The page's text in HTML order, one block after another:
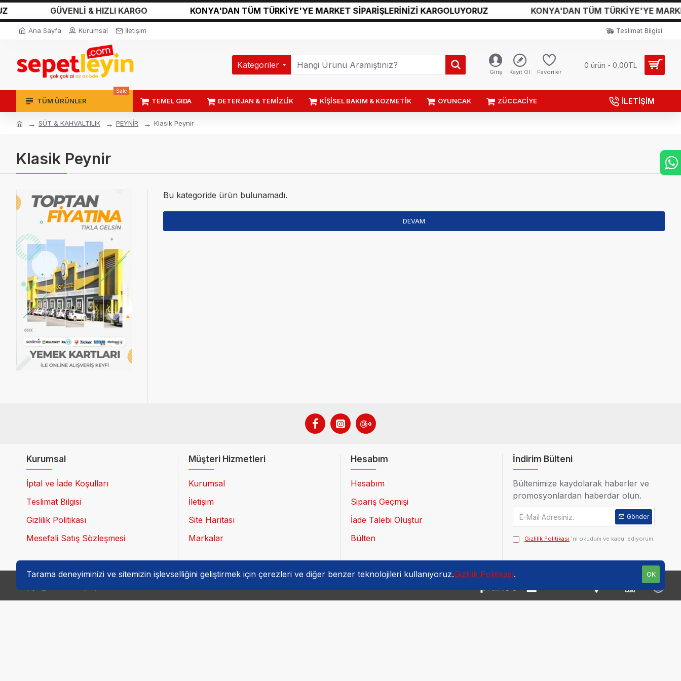
GÜVENLİ & HIZLI KARGO KONYA'DAN TÜM TÜRKİYE'YE MARKET SİPARİŞLERİNİZİ KARGOLUYORUZ KONYA'DAN TÜM TÜRKİYE'YE
Ana Sayfa Kurumsal İletişim Teslimat Bilgisi
Kategoriler
Giriş Kayıt Ol Favoriler
0 ürün - 0,00TL
TÜM ÜRÜNLER
Sale
TEMEL GIDA DETERJAN & TEMİZLİK KİŞİSEL BAKIM & KOZMETİK OYUNCAK ZÜCCACİYE İLETİŞİM
SÜT & KAHVALTILIK PEYNİR Klasik Peynir
Klasik Peynir
Bu kategoride ürün bulunamadı.
DEVAM
Kurumsal
İptal ve İade Koşulları
Teslimat Bilgisi
Gizlilik Politikası
Mesefali Satış Sözleşmesi
Müşteri Hizmetleri
Kurumsal
İletişim
Site Haritası
Markalar
Hesabım
Hesabım
Sipariş Geçmişi
İade Talebi Oluştur
Bülten
İndirim Bülteni
Bültenimize kaydolarak haberler ve
promosyonlardan haberdar olun.
Gönder
Gizlilik Politikası 'ni okudum ve kabul ediyorum.
Copyright © 2021, dijimo.com.tr
OK
Tarama deneyiminizi ve sitemizin işlevselliğini geliştirmek için çerezleri ve diğer benzer teknolojileri kullanıyoruz.Gizlilik Politikası.